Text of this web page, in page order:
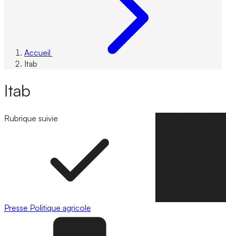
Accueil
Itab
Itab
Rubrique suivie
Presse Politique agricole